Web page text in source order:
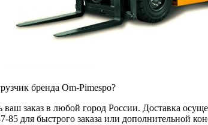
бренда Om-Pimespo?
заказ в любой город России. Доставка
85 для быстрого заказа или дополнительной